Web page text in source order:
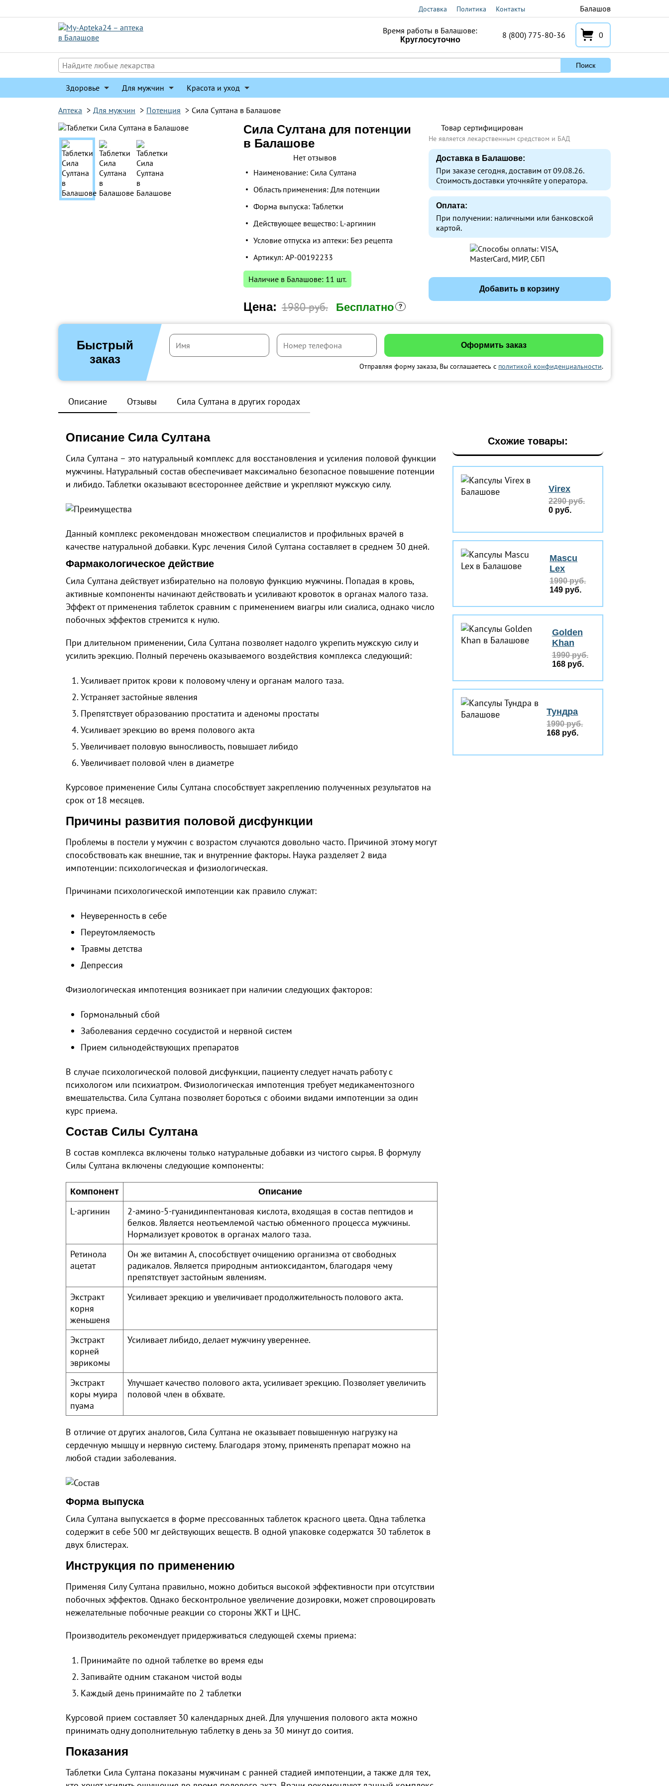
к
Доставка Политика Контакты Балашов
Время работы в Балашове:
Круглосуточно 8 (800) 775-80-36 0
Поиск
Здоровье Для мужчин Красота и уход
Аптека > Для мужчин > Потенция > Сила Султана в Балашове
Сила Султана для потенции
в Балашове
Нет отзывов
Наименование: Сила Султана
Область применения: Для потенции
Форма выпуска: Таблетки
Действующее вещество: L-аргинин
Условие отпуска из аптеки: Без рецепта
Артикул: AP-00192233
Наличие в Балашове: 11 шт.
Цена: 1980 руб. Бесплатно
Товар сертифицирован
Не является лекарственным средством и БАД
Доставка в Балашове:
При заказе сегодня, доставим от 09.08.26.
Стоимость доставки уточняйте у оператора.
Оплата:
При получении: наличными или банковской
картой.
Добавить в корзину
Быстрый
заказ
Отправляя форму заказа, Вы соглашаетесь с политикой конфиденциальности.
Описание Отзывы Сила Султана в других городах
Описание Сила Султана
Сила Султана – это натуральный комплекс для восстановления и усиления половой функции
мужчины. Натуральный состав обеспечивает максимально безопасное повышение потенции
и либидо. Таблетки оказывают всестороннее действие и укрепляют мужскую силу.
Данный комплекс рекомендован множеством специалистов и профильных врачей в
качестве натуральной добавки. Курс лечения Силой Султана составляет в среднем 30 дней.
Фармакологическое действие
Сила Султана действует избирательно на половую функцию мужчины. Попадая в кровь,
активные компоненты начинают действовать и усиливают кровоток в органах малого таза.
Эффект от применения таблеток сравним с применением виагры или сиалиса, однако число
побочных эффектов стремится к нулю.
При длительном применении, Сила Султана позволяет надолго укрепить мужскую силу и
усилить эрекцию. Полный перечень оказываемого воздействия комплекса следующий:
Усиливает приток крови к половому члену и органам малого таза.
Устраняет застойные явления
Препятствует образованию простатита и аденомы простаты
Усиливает эрекцию во время полового акта
Увеличивает половую выносливость, повышает либидо
Увеличивает половой член в диаметре
Курсовое применение Силы Султана способствует закреплению полученных результатов на
срок от 18 месяцев.
Причины развития половой дисфункции
Проблемы в постели у мужчин с возрастом случаются довольно часто. Причиной этому могут
способствовать как внешние, так и внутренние факторы. Наука разделяет 2 вида
импотенции: психологическая и физиологическая.
Причинами психологической импотенции как правило служат:
Неуверенность в себе
Переутомляемость
Травмы детства
Депрессия
Физиологическая импотенция возникает при наличии следующих факторов:
Гормональный сбой
Заболевания сердечно сосудистой и нервной систем
Прием сильнодействующих препаратов
В случае психологической половой дисфункции, пациенту следует начать работу с
психологом или психиатром. Физиологическая импотенция требует медикаментозного
вмешательства. Сила Султана позволяет бороться с обоими видами импотенции за один
курс приема.
Состав Силы Султана
В состав комплекса включены только натуральные добавки из чистого сырья. В формулу
Силы Султана включены следующие компоненты:
Компонент Описание
L-аргинин
2-амино-5-гуанидинпентановая кислота, входящая в состав пептидов и
белков. Является неотъемлемой частью обменного процесса мужчины.
Нормализует кровоток в органах малого таза.
Ретинола
ацетат
Он же витамин А, способствует очищению организма от свободных
радикалов. Является природным антиоксидантом, благодаря чему
препятствует застойным явлениям.
Экстракт
корня
женьшеня
Усиливает эрекцию и увеличивает продолжительность полового акта.
Экстракт
корней
эврикомы
Усиливает либидо, делает мужчину увереннее.
Экстракт
коры муира
пуама
Улучшает качество полового акта, усиливает эрекцию. Позволяет увеличить
половой член в обхвате.
В отличие от других аналогов, Сила Султана не оказывает повышенную нагрузку на
сердечную мышцу и нервную систему. Благодаря этому, применять препарат можно на
любой стадии заболевания.
Форма выпуска
Сила Султана выпускается в форме прессованных таблеток красного цвета. Одна таблетка
содержит в себе 500 мг действующих веществ. В одной упаковке содержатся 30 таблеток в
двух блистерах.
Инструкция по применению
Применяя Силу Султана правильно, можно добиться высокой эффективности при отсутствии
побочных эффектов. Однако бесконтрольное увеличение дозировки, может спровоцировать
нежелательные побочные реакции со стороны ЖКТ и ЦНС.
Производитель рекомендует придерживаться следующей схемы приема:
Принимайте по одной таблетке во время еды
Запивайте одним стаканом чистой воды
Каждый день принимайте по 2 таблетки
Курсовой прием составляет 30 календарных дней. Для улучшения полового акта можно
принимать одну дополнительную таблетку в день за 30 минут до соития.
Показания
Таблетки Сила Султана показаны мужчинам с ранней стадией импотенции, а также для тех,
Схожие товары:
Virex
2290 руб.
0 руб.
Mascu
Lex
1990 руб.
149 руб.
Golden
Khan
1990 руб.
168 руб.
Тундра
1990 руб.
168 руб.